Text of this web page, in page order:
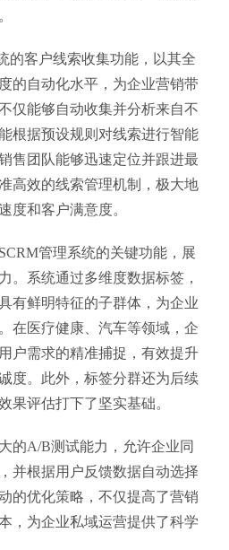
的客户线索收集功能，以其全
的自动化水平，为企业营销带
仅能够自动收集并分析来自不
根据预设规则对线索进行智能
售团队能够迅速定位并跟进最
高效的线索管理机制，极大地
度和客户满意度。
管理系统的关键功能，展
。系统通过多维度数据标签，
有鲜明特征的子群体，为企业
在医疗健康、汽车等领域，企
户需求的精准捕捉，有效提升
度。此外，标签分群还为后续
果评估打下了坚实基础。
的A/B测试能力，允许企业同
并根据用户反馈数据自动选择
的优化策略，不仅提高了营销
，为企业私域运营提供了科学